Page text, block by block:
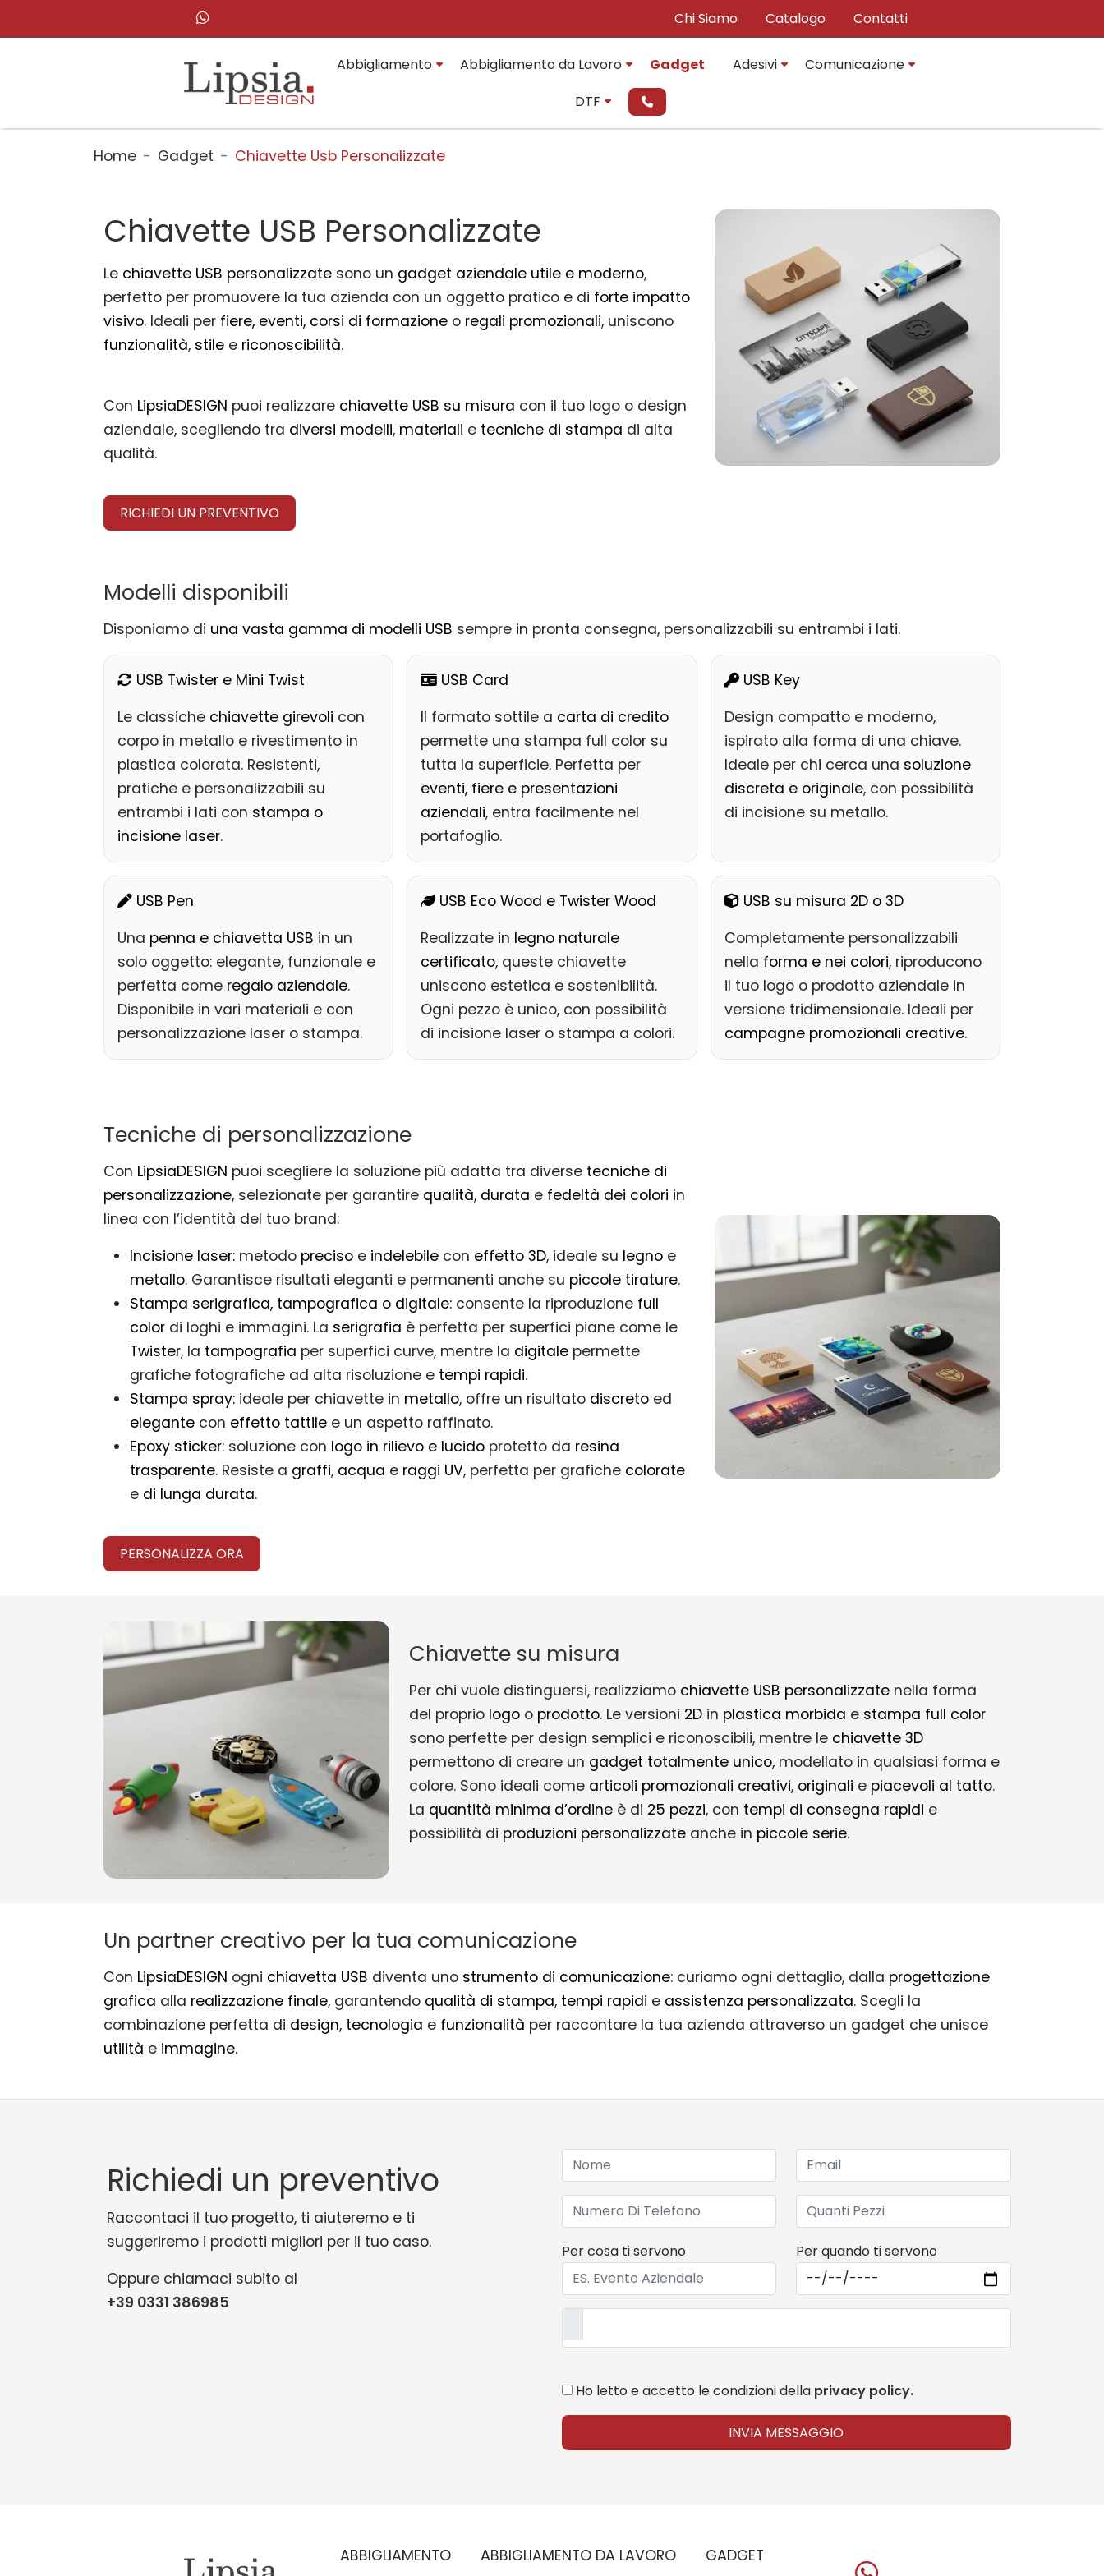
Chi Siamo Catalogo Contatti
Abbigliamento Abbigliamento da Lavoro Gadget Adesivi
Comunicazione
DTF
Home Gadget Chiavette Usb Personalizzate
Chiavette USB Personalizzate
Le chiavette USB personalizzatesono un gadget aziendale utile e moderno,
perfetto per promuovere la tua azienda con un oggetto pratico e di forte impatto
visivo. Ideali per fiere, eventi, corsi di formazioneo regali promozionali, uniscono
funzionalità, stilee riconoscibilità.
Con LipsiaDESIGN puoi realizzare chiavette USB su misura con il tuo logo o design
aziendale, scegliendo tra diversi modelli, materiali e tecniche di stampa di alta
qualità.
RICHIEDI UN PREVENTIVO
Modelli disponibili
Disponiamo di una vasta gamma di modelli USB sempre in pronta consegna, personalizzabili su entrambi i lati.
USB Twister e Mini Twist
Le classiche chiavette girevoli con
corpo in metallo e rivestimento in
plastica colorata. Resistenti,
pratiche e personalizzabili su
entrambi i lati con stampa o
incisione laser.
USB Card
Il formato sottile a carta di credito
permette una stampa full color su
tutta la superficie. Perfetta per
eventi, fiere e presentazioni
aziendali, entra facilmente nel
portafoglio.
USB Key
Design compatto e moderno,
ispirato alla forma di una chiave.
Ideale per chi cerca una soluzione
discreta e originale, con possibilità
di incisione su metallo.
USB Pen
Una penna e chiavetta USB in un
solo oggetto: elegante, funzionale e
perfetta come regalo aziendale.
Disponibile in vari materiali e con
personalizzazione laser o stampa.
USB Eco Wood e Twister Wood
Realizzate in legno naturale
certificato, queste chiavette
uniscono estetica e sostenibilità.
Ogni pezzo è unico, con possibilità
di incisione laser o stampa a colori.
USB su misura 2D o 3D
Completamente personalizzabili
nella forma e nei colori, riproducono
il tuo logo o prodotto aziendale in
versione tridimensionale. Ideali per
campagne promozionali creative.
Tecniche di personalizzazione
Con LipsiaDESIGN puoi scegliere la soluzione più adatta tra diverse tecniche di
personalizzazione, selezionate per garantire qualità, durata e fedeltà dei colori in
linea con l’identità del tuo brand:
Incisione laser:metodo precisoe indelebilecon effetto 3D, ideale su legnoe
metallo. Garantisce risultati eleganti e permanenti anche su piccole tirature.
Stampa serigrafica, tampografica o digitale:consente la riproduzione full
colordi loghi e immagini. La serigrafia è perfetta per superfici piane come le
Twister, la tampografia per superfici curve, mentre la digitalepermette
grafiche fotografiche ad alta risoluzione e tempi rapidi.
Stampa spray:ideale per chiavette in metallo, offre un risultato discretoed
elegantecon effetto tattilee un aspetto raffinato.
Epoxy sticker:soluzione con logo in rilievo e lucidoprotetto da resina
trasparente. Resiste a graffi, acqua e raggi UV, perfetta per grafiche colorate
e di lunga durata.
PERSONALIZZA ORA
Chiavette su misura
Per chi vuole distinguersi, realizziamo chiavette USB personalizzatenella forma
del proprio logoo prodotto. Le versioni 2Din plastica morbida e stampa full color
sono perfette per design semplici e riconoscibili, mentre le chiavette 3D
permettono di creare un gadget totalmente unico, modellato in qualsiasi forma e
colore. Sono ideali come articoli promozionali creativi, originali e piacevoli al tatto.
La quantità minima d’ordineè di 25 pezzi, con tempi di consegna rapidi e
possibilità di produzioni personalizzateanche in piccole serie.
Un partner creativo per la tua comunicazione
Con LipsiaDESIGN ogni chiavetta USB diventa uno strumento di comunicazione: curiamo ogni dettaglio, dalla progettazione
grafica alla realizzazione finale, garantendo qualità di stampa, tempi rapidi e assistenza personalizzata. Scegli la
combinazione perfetta di design, tecnologia e funzionalità per raccontare la tua azienda attraverso un gadget che unisce
utilità e immagine.
Richiedi un preventivo
Raccontaci il tuo progetto, ti aiuteremo e ti
suggeriremo i prodotti migliori per il tuo caso.
Oppure chiamaci subito al
+39 0331 386985
Per cosa ti servono Per quando ti servono
Ho letto e accetto le condizioni della privacy policy.
INVIA MESSAGGIO
ABBIGLIAMENTO ABBIGLIAMENTO DA LAVORO GADGET